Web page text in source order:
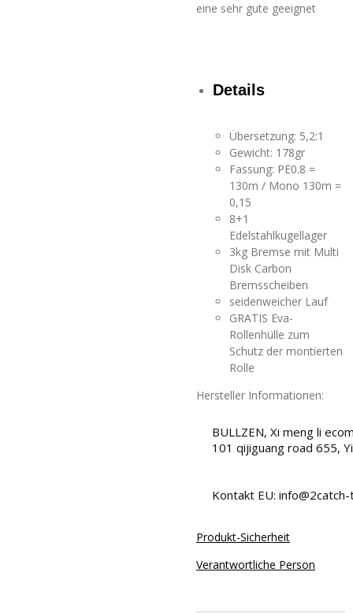
eine sehr gute geeignet
Details
Übersetzung: 5,2:1
Gewicht: 178gr
Fassung: PE0.8 =
130m / Mono 130m =
0,15
8+1
Edelstahlkugellager
3kg Bremse mit Multi
Disk Carbon
Bremsscheiben
seidenweicher Lauf
GRATIS Eva-
Rollenhülle zum
Schutz der montierten
Rolle
Hersteller Informationen:
BULLZEN, Xi meng li
101 qijiguang road 655,
Kontakt EU:
Produkt-Sicherheit
Verantwortliche Person